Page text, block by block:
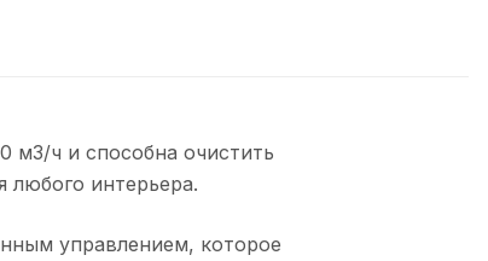
м3/ч и способна очистить
любого интерьера.
управлением, которое